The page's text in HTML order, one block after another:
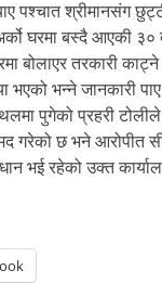
पश्चात श्रीमानसंग
घरमा बस्दै आएकी ३०
बोलाएर तरकारी
भन्ने जानकारी पाए
पुगेको प्रहरी टोलीले
गरेको छ भने आरोपीत
भई रहेको उक्त